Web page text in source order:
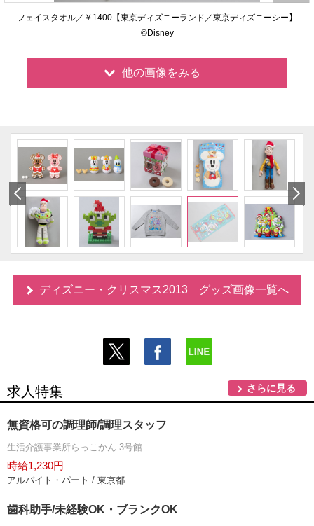
フェイスタオル／￥1400【東京ディズニーランド／東京ディズニーシー】
©Disney
他の画像をみる
ディズニー・クリスマス2013 グッズ画像一覧へ
求人特集 さらに見る
無資格可の調理師/調理スタッフ
生活介護事業所らっこかん 3号館
時給1,230円
アルバイト・パート / 東京都
歯科助手/未経験OK・ブランクOK